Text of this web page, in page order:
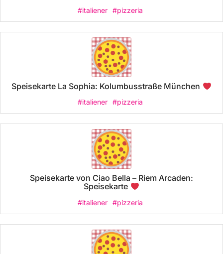
#italiener #pizzeria
Speisekarte La Sophia: Kolumbusstraße München
#italiener #pizzeria
Speisekarte von Ciao Bella – Riem Arcaden:
Speisekarte
#italiener #pizzeria